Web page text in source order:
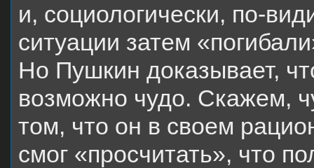
и, социологически, по-
ситуации затем
Но Пушкин доказывает,
возможно чудо. Скажем,
том, что он в своем
смог «просчитать», что